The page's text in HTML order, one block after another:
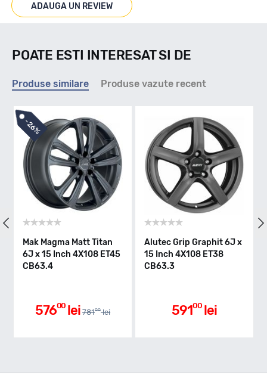
in caz ca este nevoie!
ADAUGA UN REVIEW
POATE ESTI INTERESAT SI DE
Produse similare Produse vazute recent
-26%
Mak Magma Matt Titan
6J x 15 Inch 4X108 ET45
CB63.4
57600 lei 78100 lei
Alutec Grip Graphit 6J x
15 Inch 4X108 ET38
CB63.3
59100 lei